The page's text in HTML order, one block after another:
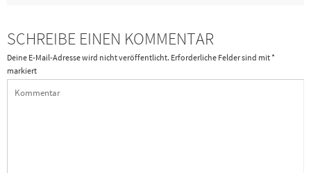
SCHREIBE EINEN KOMMENTAR
Deine E-Mail-Adresse wird nicht veröffentlicht. Erforderliche Felder sind mit*
markiert